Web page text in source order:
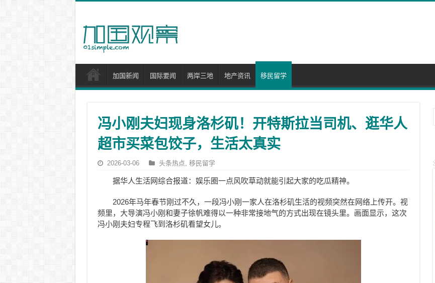
加国新闻 国际要闻 两岸三地 地产资讯 移民留学
冯小刚夫妇现身洛杉矶！开特斯拉当司机、逛华人
超市买菜包饺子，生活太真实
2026-03-06 头条热点, 移民留学
据华人生活网综合报道：娱乐圈一点风吹草动就能引起大家的吃瓜精神。
2026年马年春节刚过不久，一段冯小刚一家人在洛杉矶生活的视频突然在网络上传开。视
频里，大导演冯小刚和妻子徐帆难得以一种非常接地气的方式出现在镜头里。画面显示，这次
冯小刚夫妇专程飞到洛杉矶看望女儿。